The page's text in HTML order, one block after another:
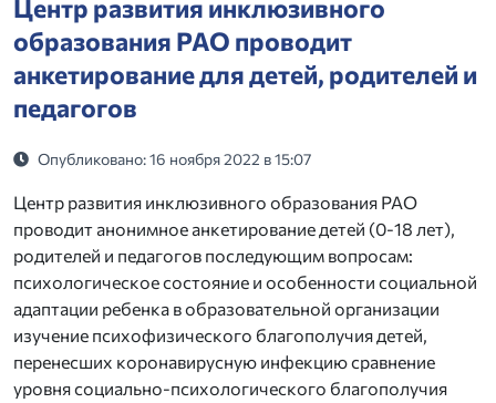
Центр развития инклюзивного
образования РАО проводит
анкетирование для детей, родителей и
педагогов
Опубликовано: 16 ноября 2022 в 15:07
Центр развития инклюзивного образования РАО
проводит анонимное анкетирование детей (0-18 лет),
родителей и педагогов последующим вопросам:
психологическое состояние и особенности социальной
адаптации ребенка в образовательной организации
изучение психофизического благополучия детей,
перенесших коронавирусную инфекцию сравнение
уровня социально-психологического благополучия